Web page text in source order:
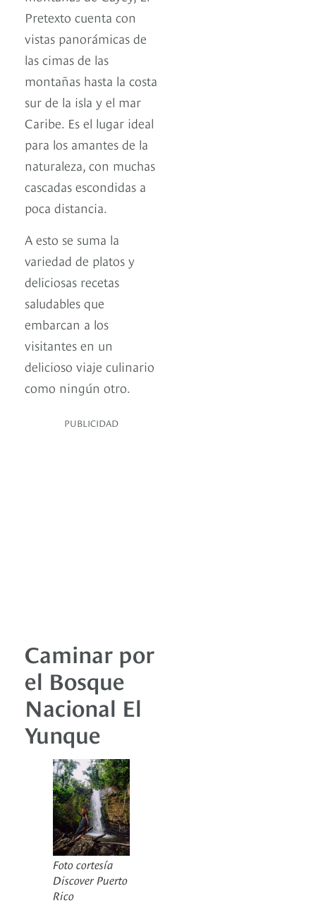
Pretexto cuenta con
vistas panorámicas de
las cimas de las
montañas hasta la costa
sur de la isla y el mar
Caribe. Es el lugar ideal
para los amantes de la
naturaleza, con muchas
cascadas escondidas a
poca distancia.
A esto se suma la
variedad de platos y
deliciosas recetas
saludables que
embarcan a los
visitantes en un
delicioso viaje culinario
como ningún otro.
PUBLICIDAD
Caminar por
el Bosque
Nacional El
Yunque
Foto cortesía
Discover Puerto
Rico